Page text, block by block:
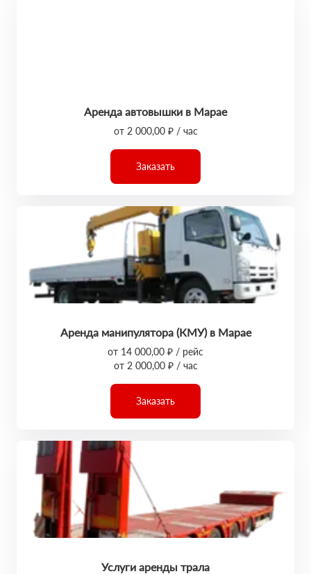
Аренда автовышки в Марае
от 2 000,00 ₽ / час
Заказать
Аренда манипулятора (КМУ) в Марае
от 14 000,00 ₽ / рейс
от 2 000,00 ₽ / час
Заказать
Услуги аренды трала